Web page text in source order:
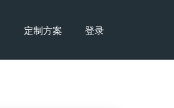
定制方案 登录